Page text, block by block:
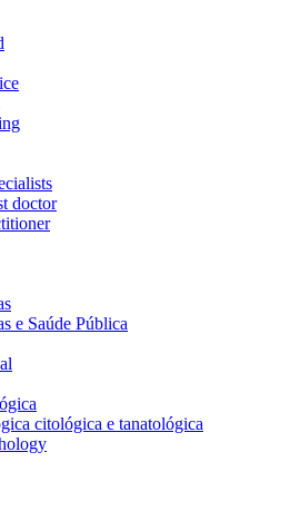
doctor
e Saúde Pública
citológica e tanatológica